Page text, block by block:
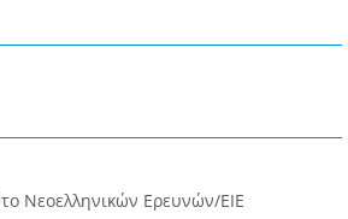
Νεοελληνικών Ερευνών/ΕΙΕ